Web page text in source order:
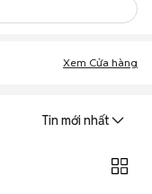
Xem Cửa hàng
Tin mới nhất